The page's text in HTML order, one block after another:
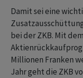
Damit sei eine
bei der ZKB. Mit
Millionen Franken
Jahr geht die ZKB